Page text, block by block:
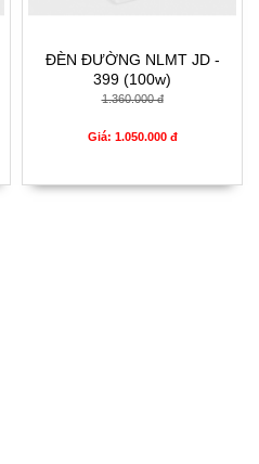
ĐÈN ĐƯỜNG NLMT JD -
399 (100w)
1.360.000 đ
Giá: 1.050.000 đ